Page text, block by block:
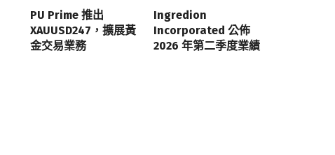
PU Prime 推出
XAUUSD247，擴展黃
金交易業務
Ingredion
Incorporated 公佈
2026 年第二季度業績